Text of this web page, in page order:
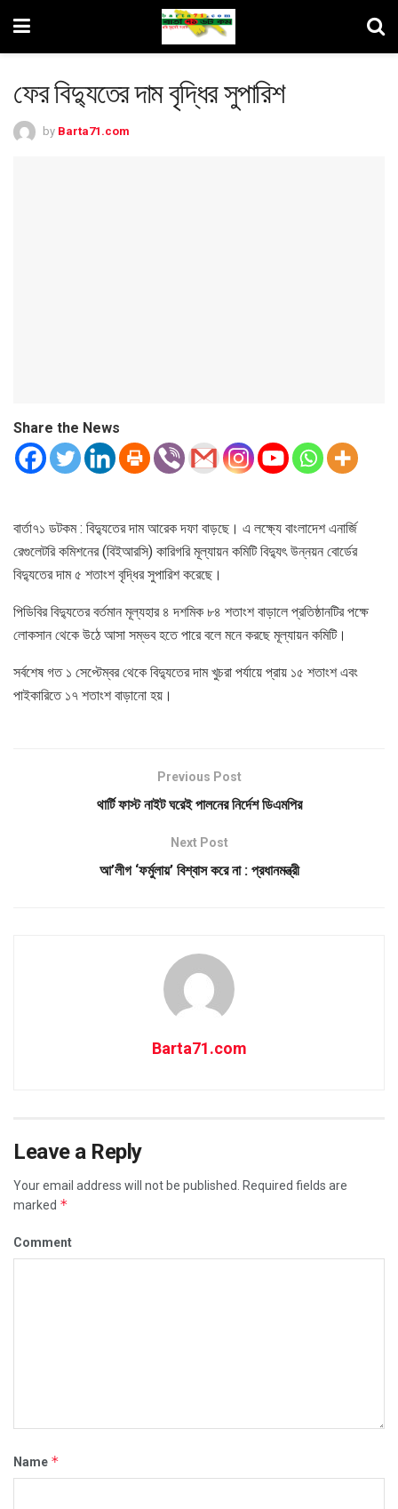
ফের বিদ্যুতের দাম বৃদ্ধির সুপারিশ
by Barta71.com
Share the News
বার্তা৭১ ডটকম : বিদ্যুতের দাম আরেক দফা বাড়ছে। এ লক্ষ্যে বাংলাদেশ এনার্জি
রেগুলেটরি কমিশনের (বিইআরসি) কারিগরি মূল্যায়ন কমিটি বিদ্যুৎ উন্নয়ন বোর্ডের
বিদ্যুতের দাম ৫ শতাংশ বৃদ্ধির সুপারিশ করেছে।
পিডিবির বিদ্যুতের বর্তমান মূল্যহার ৪ দশমিক ৮৪ শতাংশ বাড়ালে প্রতিষ্ঠানটির পক্ষে
লোকসান থেকে উঠে আসা সম্ভব হতে পারে বলে মনে করছে মূল্যায়ন কমিটি।
সর্বশেষ গত ১ সেপ্টেম্বর থেকে বিদ্যুতের দাম খুচরা পর্যায়ে প্রায় ১৫ শতাংশ এবং
পাইকারিতে ১৭ শতাংশ বাড়ানো হয়।
Previous Post
থার্টি ফাস্ট নাইট ঘরেই পালনের নির্দেশ ডিএমপির
Next Post
আ’লীগ ‘ফর্মুলায়’ বিশ্বাস করে না : প্রধানমন্ত্রী
Barta71.com
Leave a Reply
Your email address will not be published.
Required fields are
marked *
Comment
Name *